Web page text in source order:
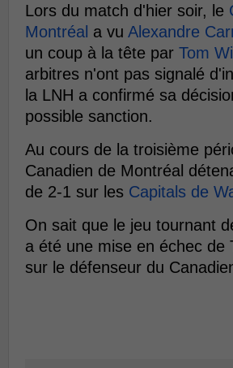
Lors du match d'hier soir, le
Montréal a vu Alexandre
un coup à la tête par Tom
arbitres n'ont pas signalé
la LNH a confirmé sa
possible sanction.
Au cours de la troisième
Canadien de Montréal
de 2-1 sur les Capitals de
On sait que le jeu tournant
a été une mise en échec de
sur le défenseur du